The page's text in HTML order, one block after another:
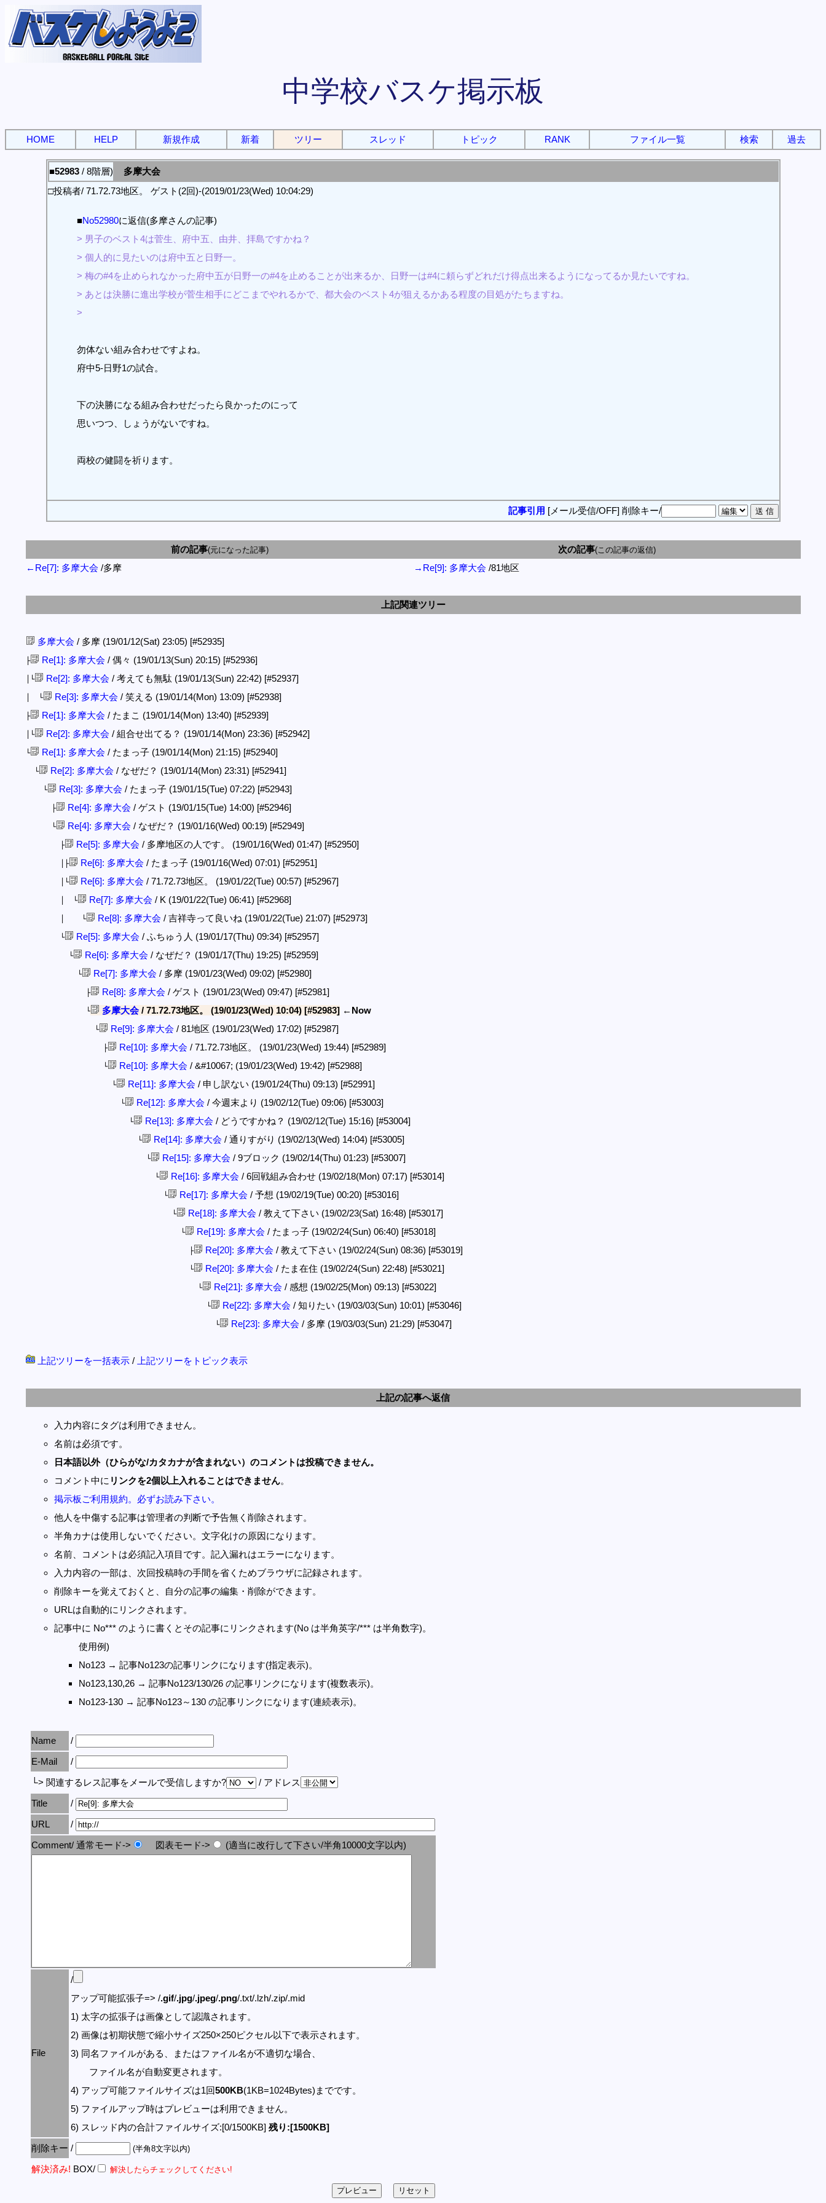
中学校バスケ掲示板
HOME HELP 新規作成 新着 ツリー スレッド トピック RANK ファイル一覧 検索 過去
■52983/ 8階層)
多摩大会
□投稿者/ 71.72.73地区。 ゲスト(2回)-(2019/01/23(Wed) 10:04:29)
■No52980に返信(多摩さんの記事)
> 男子のベスト4は菅生、府中五、由井、拝島ですかね？
> 個人的に見たいのは府中五と日野一。
> 梅の#4を止められなかった府中五が日野一の#4を止めることが出来るか、日野一は#4に頼らずどれだけ得点出来るようになってるか見たいですね。
> あとは決勝に進出学校が菅生相手にどこまでやれるかで、都大会のベスト4が狙えるかある程度の目処がたちますね。
>
勿体ない組み合わせですよね。
府中5-日野1の試合。
下の決勝になる組み合わせだったら良かったのにって
思いつつ、しょうがないですね。
両校の健闘を祈ります。
記事引用 [メール受信/OFF] 削除キー/
前の記事(元になった記事) 次の記事(この記事の返信)
←Re[7]: 多摩大会 /多摩 →Re[9]: 多摩大会 /81地区
上記関連ツリー
多摩大会 / 多摩 (19/01/12(Sat) 23:05) [#52935]
├ Re[1]: 多摩大会 / 偶々 (19/01/13(Sun) 20:15) [#52936]
│└ Re[2]: 多摩大会 / 考えても無駄 (19/01/13(Sun) 22:42) [#52937]
│ └ Re[3]: 多摩大会 / 笑える (19/01/14(Mon) 13:09) [#52938]
├ Re[1]: 多摩大会 / たまこ (19/01/14(Mon) 13:40) [#52939]
│└ Re[2]: 多摩大会 / 組合せ出てる？ (19/01/14(Mon) 23:36) [#52942]
└ Re[1]: 多摩大会 / たまっ子 (19/01/14(Mon) 21:15) [#52940]
└ Re[2]: 多摩大会 / なぜだ？ (19/01/14(Mon) 23:31) [#52941]
└ Re[3]: 多摩大会 / たまっ子 (19/01/15(Tue) 07:22) [#52943]
├ Re[4]: 多摩大会 / ゲスト (19/01/15(Tue) 14:00) [#52946]
└ Re[4]: 多摩大会 / なぜだ？ (19/01/16(Wed) 00:19) [#52949]
├ Re[5]: 多摩大会 / 多摩地区の人です。 (19/01/16(Wed) 01:47) [#52950]
│├ Re[6]: 多摩大会 / たまっ子 (19/01/16(Wed) 07:01) [#52951]
│└ Re[6]: 多摩大会 / 71.72.73地区。 (19/01/22(Tue) 00:57) [#52967]
│ └ Re[7]: 多摩大会 / K (19/01/22(Tue) 06:41) [#52968]
│ └ Re[8]: 多摩大会 / 吉祥寺って良いね (19/01/22(Tue) 21:07) [#52973]
└ Re[5]: 多摩大会 / ふちゅう人 (19/01/17(Thu) 09:34) [#52957]
└ Re[6]: 多摩大会 / なぜだ？ (19/01/17(Thu) 19:25) [#52959]
└ Re[7]: 多摩大会 / 多摩 (19/01/23(Wed) 09:02) [#52980]
├ Re[8]: 多摩大会 / ゲスト (19/01/23(Wed) 09:47) [#52981]
└ 多摩大会/ 71.72.73地区。 (19/01/23(Wed) 10:04) [#52983] ←Now
└ Re[9]: 多摩大会 / 81地区 (19/01/23(Wed) 17:02) [#52987]
├ Re[10]: 多摩大会 / 71.72.73地区。 (19/01/23(Wed) 19:44) [#52989]
└ Re[10]: 多摩大会 / &#10067; (19/01/23(Wed) 19:42) [#52988]
└ Re[11]: 多摩大会 / 申し訳ない (19/01/24(Thu) 09:13) [#52991]
└ Re[12]: 多摩大会 / 今週末より (19/02/12(Tue) 09:06) [#53003]
└ Re[13]: 多摩大会 / どうですかね？ (19/02/12(Tue) 15:16) [#53004]
└ Re[14]: 多摩大会 / 通りすがり (19/02/13(Wed) 14:04) [#53005]
└ Re[15]: 多摩大会 / 9ブロック (19/02/14(Thu) 01:23) [#53007]
└ Re[16]: 多摩大会 / 6回戦組み合わせ (19/02/18(Mon) 07:17) [#53014]
└ Re[17]: 多摩大会 / 予想 (19/02/19(Tue) 00:20) [#53016]
└ Re[18]: 多摩大会 / 教えて下さい (19/02/23(Sat) 16:48) [#53017]
└ Re[19]: 多摩大会 / たまっ子 (19/02/24(Sun) 06:40) [#53018]
├ Re[20]: 多摩大会 / 教えて下さい (19/02/24(Sun) 08:36) [#53019]
└ Re[20]: 多摩大会 / たま在住 (19/02/24(Sun) 22:48) [#53021]
└ Re[21]: 多摩大会 / 感想 (19/02/25(Mon) 09:13) [#53022]
└ Re[22]: 多摩大会 / 知りたい (19/03/03(Sun) 10:01) [#53046]
└ Re[23]: 多摩大会 / 多摩 (19/03/03(Sun) 21:29) [#53047]
上記ツリーを一括表示/ 上記ツリーをトピック表示
上記の記事へ返信
入力内容にタグは利用できません。
名前は必須です。
日本語以外（ひらがな/カタカナが含まれない）のコメントは投稿できません。
コメント中に リンクを2個以上入れることはできません。
掲示板ご利用規約。必ずお読み下さい。
他人を中傷する記事は管理者の判断で予告無く削除されます。
半角カナは使用しないでください。文字化けの原因になります。
名前、コメントは必須記入項目です。記入漏れはエラーになります。
入力内容の一部は、次回投稿時の手間を省くためブラウザに記録されます。
削除キーを覚えておくと、自分の記事の編集・削除ができます。
URLは自動的にリンクされます。
記事中に No*** のように書くとその記事にリンクされます(No は半角英字/*** は半角数字)。
使用例)
No123 → 記事No123の記事リンクになります(指定表示)。
No123,130,26 → 記事No123/130/26 の記事リンクになります(複数表示)。
No123-130 → 記事No123～130 の記事リンクになります(連続表示)。
Name
/
E-Mail
/
└> 関連するレス記事をメールで受信しますか?
/ アドレス
Title
/
URL
/
Comment/ 通常モード->
図表モード-> (適当に改行して下さい/半角10000文字以内)
File
/
アップ可能拡張子=> /.gif/.jpg/.jpeg/.png/.txt/.lzh/.zip/.mid
1) 太字の拡張子は画像として認識されます。
2) 画像は初期状態で縮小サイズ250×250ピクセル以下で表示されます。
3) 同名ファイルがある、またはファイル名が不適切な場合、
ファイル名が自動変更されます。
4) アップ可能ファイルサイズは1回500KB(1KB=1024Bytes)までです。
5) ファイルアップ時はプレビューは利用できません。
6) スレッド内の合計ファイルサイズ:[0/1500KB] 残り:[1500KB]
削除キー / (半角8文字以内)
解決済み! BOX/ 解決したらチェックしてください!